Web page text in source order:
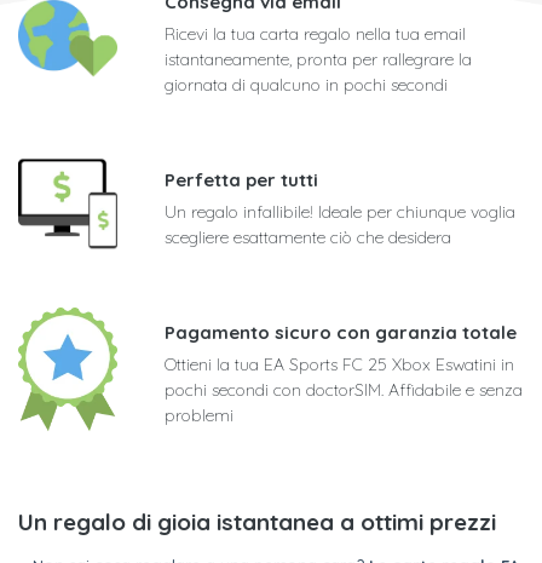
Ricevi la tua carta regalo nella tua email
istantaneamente, pronta per rallegrare la
giornata di qualcuno in pochi secondi
Perfetta per tutti
Un regalo infallibile! Ideale per chiunque voglia
scegliere esattamente ciò che desidera
Pagamento sicuro con garanzia totale
Ottieni la tua EA Sports FC 25 Xbox Eswatini in
pochi secondi con doctorSIM. Affidabile e senza
problemi
Un regalo di gioia istantanea a ottimi prezzi